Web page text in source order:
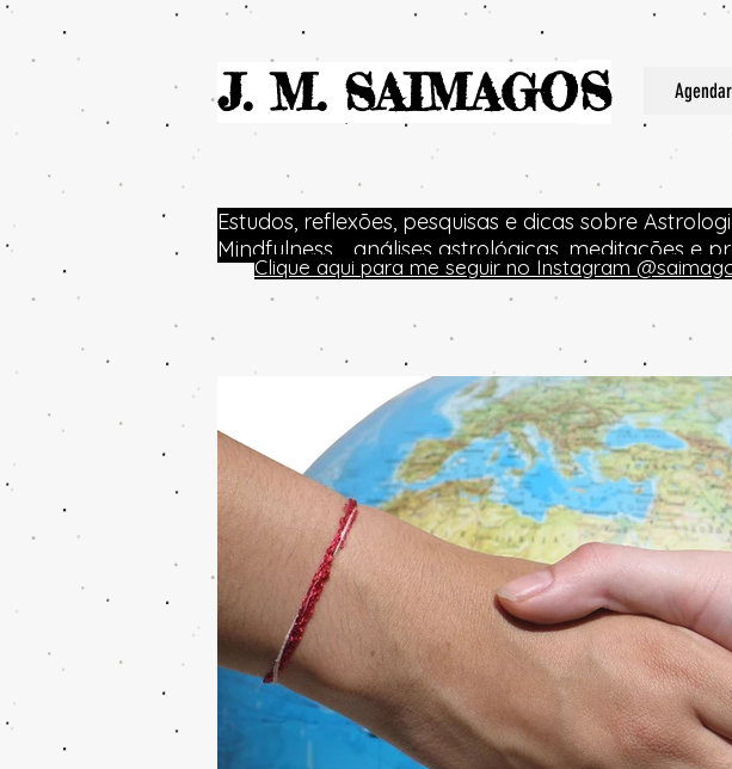
J. M. SAIMAGOS
Estudos, reflexões, pesquisas e dicas sobre
Mindfulness.... análises astrológicas, meditações e
Clique aqui para me seguir no Instagram